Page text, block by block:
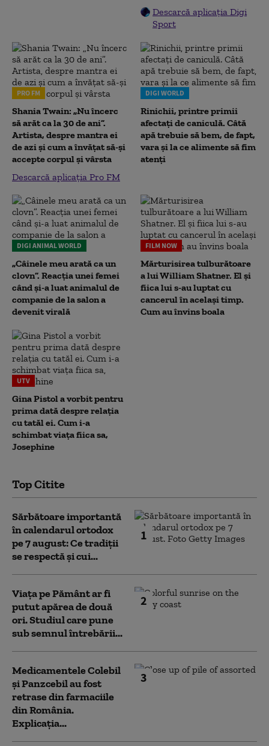
Descarcă aplicația Digi
Sport
PRO FM
Shania Twain: „Nu încerc
să arăt ca la 30 de ani”.
Artista, despre mantra ei
de azi și cum a învățat să-și
accepte corpul și vârsta
Descarcă aplicația Pro FM
DIGI WORLD
Rinichii, printre primii
afectați de caniculă. Câtă
apă trebuie să bem, de fapt,
vara și la ce alimente să fim
atenți
DIGI ANIMAL WORLD
„Câinele meu arată ca un
clovn”. Reacția unei femei
când și-a luat animalul de
companie de la salon a
devenit virală
FILM NOW
Mărturisirea tulburătoare
a lui William Shatner. El și
fiica lui s-au luptat cu
cancerul în același timp.
Cum au învins boala
UTV
Gina Pistol a vorbit pentru
prima dată despre relația
cu tatăl ei. Cum i-a
schimbat viața fiica sa,
Josephine
Top Citite
1
Sărbătoare importantă
în calendarul ortodox
pe 7 august: Ce tradiții
se respectă și cui...
2
Viața pe Pământ ar fi
putut apărea de două
ori. Studiul care pune
sub semnul întrebării...
3
Medicamentele Colebil
și Panzcebil au fost
retrase din farmaciile
din România.
Explicația...